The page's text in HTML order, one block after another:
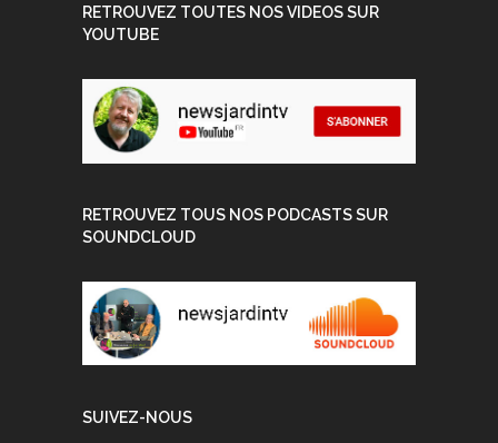
RETROUVEZ TOUTES NOS VIDEOS SUR
YOUTUBE
RETROUVEZ TOUS NOS PODCASTS SUR
SOUNDCLOUD
SUIVEZ-NOUS